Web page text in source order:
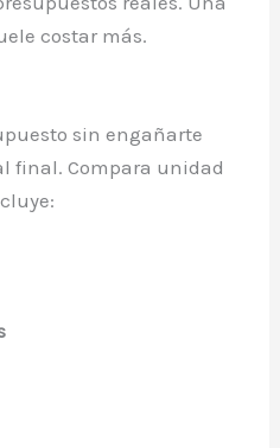
costar más.
sin engañarte
final. Compara unidad